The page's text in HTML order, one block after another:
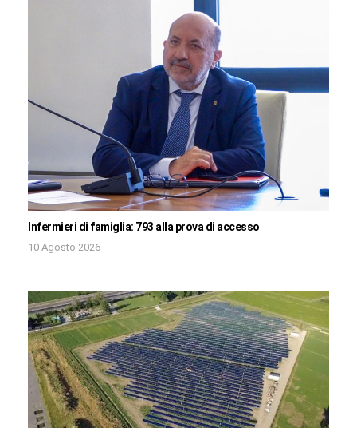
Infermieri di famiglia: 793 alla prova di accesso
10 Agosto 2026